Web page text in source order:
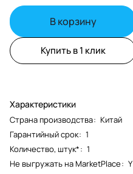
В корзину
Купить в 1 клик
Характеристики
Страна производства: Китай
Гарантийный срок: 1
Количество, штук*: 1
Не выгружать на MarketPlace: Y